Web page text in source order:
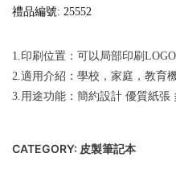
禮品編號: 25552
1.印刷位置：可以局部印刷
2.適用介紹：學校，家庭，教育
3.用途功能：簡約設計 優質紙
CATEGORY: 皮製筆記本